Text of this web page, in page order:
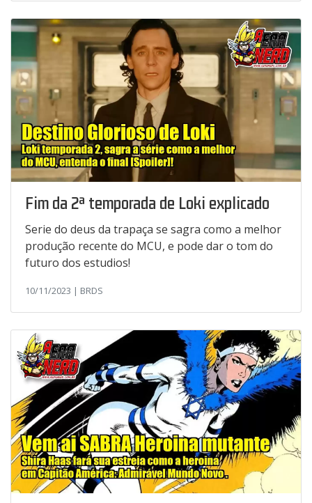
Fim da 2ª temporada de Loki explicado
Serie do deus da trapaça se sagra como a melhor
produção recente do MCU, e pode dar o tom do
futuro dos estudios!
10/11/2023 | BRDS